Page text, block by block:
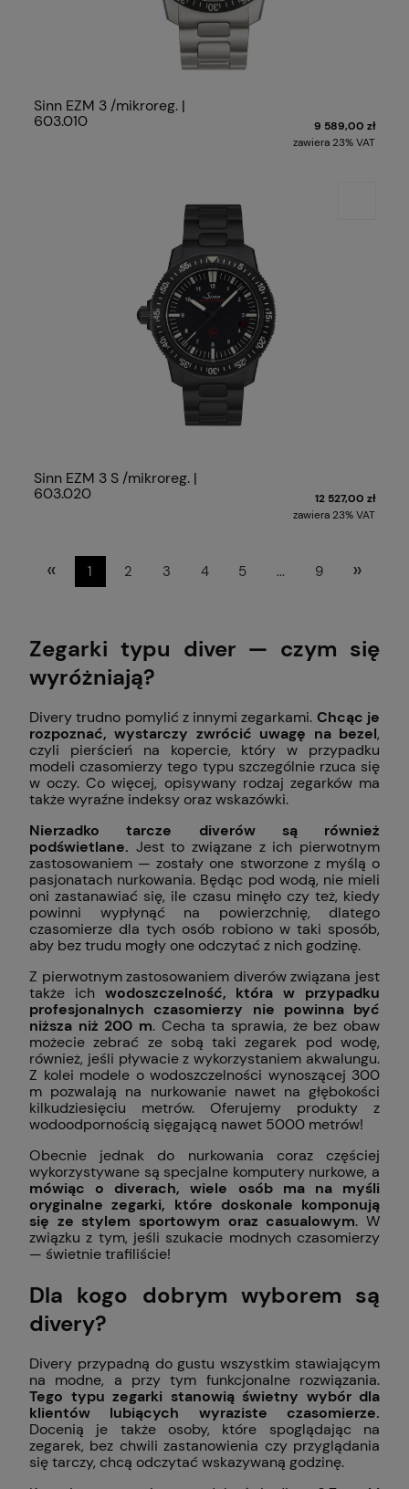
Sinn EZM 3 /mikroreg. |
603.010
9 589,00 zł
zawiera 23% VAT
Sinn EZM 3 S /mikroreg. |
603.020
12 527,00 zł
zawiera 23% VAT
« 1 2 3 4 5 ... 9 »
Zegarki typu diver — czym się
wyróżniają?
Divery trudno pomylić z innymi zegarkami. Chcąc je
rozpoznać, wystarczy zwrócić uwagę na bezel,
czyli pierścień na kopercie, który w przypadku
modeli czasomierzy tego typu szczególnie rzuca się
w oczy. Co więcej, opisywany rodzaj zegarków ma
także wyraźne indeksy oraz wskazówki.
Nierzadko tarcze diverów są również
podświetlane. Jest to związane z ich pierwotnym
zastosowaniem — zostały one stworzone z myślą o
pasjonatach nurkowania. Będąc pod wodą, nie mieli
oni zastanawiać się, ile czasu minęło czy też, kiedy
powinni wypłynąć na powierzchnię, dlatego
czasomierze dla tych osób robiono w taki sposób,
aby bez trudu mogły one odczytać z nich godzinę.
Z pierwotnym zastosowaniem diverów związana jest
także ich wodoszczelność, która w przypadku
profesjonalnych czasomierzy nie powinna być
niższa niż 200 m. Cecha ta sprawia, że bez obaw
możecie zebrać ze sobą taki zegarek pod wodę,
również, jeśli pływacie z wykorzystaniem akwalungu.
Z kolei modele o wodoszczelności wynoszącej 300
m pozwalają na nurkowanie nawet na głębokości
kilkudziesięciu metrów. Oferujemy produkty z
wodoodpornością sięgającą nawet 5000 metrów!
Obecnie jednak do nurkowania coraz częściej
wykorzystywane są specjalne komputery nurkowe, a
mówiąc o diverach, wiele osób ma na myśli
oryginalne zegarki, które doskonale komponują
się ze stylem sportowym oraz casualowym. W
związku z tym, jeśli szukacie modnych czasomierzy
— świetnie trafiliście!
Dla kogo dobrym wyborem są
divery?
Divery przypadną do gustu wszystkim stawiającym
na modne, a przy tym funkcjonalne rozwiązania.
Tego typu zegarki stanowią świetny wybór dla
klientów lubiących wyraziste czasomierze.
Docenią je także osoby, które spoglądając na
zegarek, bez chwili zastanowienia czy przyglądania
się tarczy, chcą odczytać wskazywaną godzinę.